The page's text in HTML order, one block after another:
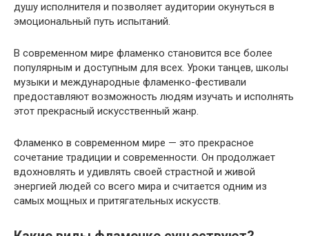
душу исполнителя и позволяет аудитории окунуться в
эмоциональный путь испытаний.
В современном мире фламенко становится все более
популярным и доступным для всех. Уроки танцев, школы
музыки и международные фламенко-фестивали
предоставляют возможность людям изучать и исполнять
этот прекрасный искусственный жанр.
Фламенко в современном мире — это прекрасное
сочетание традиции и современности. Он продолжает
вдохновлять и удивлять своей страстной и живой
энергией людей со всего мира и считается одним из
самых мощных и притягательных искусств.